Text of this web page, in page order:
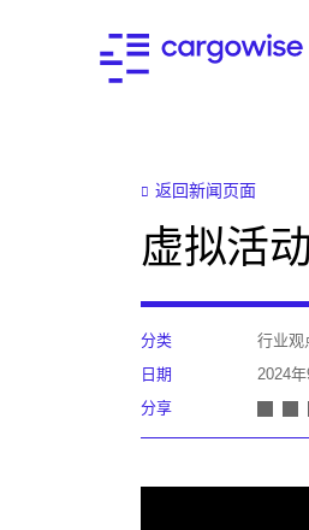
返回新闻页面
虚拟活
分类
行业观
日期
2024
分享